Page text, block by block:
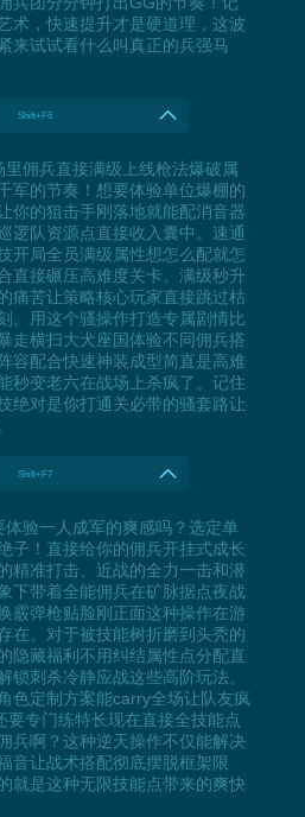
术，快速提升才是硬道理，这波
来试试看什么叫真正的兵强马
Shift+F6
佣兵直接满级上线枪法爆破属
军的节奏！想要体验单位爆棚的
你的狙击手刚落地就能配消音器
逻队资源点直接收入囊中。速通
开局全员满级属性想怎么配就怎
直接碾压高难度关卡。满级秒升
痛苦让策略核心玩家直接跳过枯
。用这个骚操作打造专属剧情比
走横扫大犬座国体验不同佣兵搭
容配合快速神装成型简直是高难
秒变老六在战场上杀疯了。记住
绝对是你打通关必带的骚套路让
Shift+F7
验一人成军的爽感吗？选定单
子！直接给你的佣兵开挂式成长
精准打击、近战的全力一击和潜
下带着全能佣兵在矿脉据点夜战
霰弹枪贴脸刚正面这种操作在游
在。对于被技能树折磨到头秃的
隐藏福利不用纠结属性点分配直
锁刺杀冷静应战这些高阶玩法。
色定制方案能carry全场让队友疯
要专门练特长现在直接全技能点
兵啊？这种逆天操作不仅能解决
音让战术搭配彻底摆脱框架限
就是这种无限技能点带来的爽快